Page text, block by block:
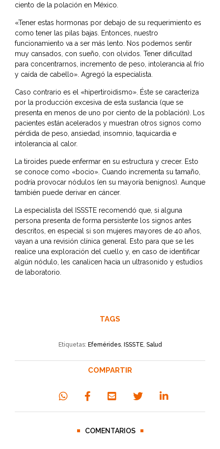
ciento de la polación en México.
«Tener estas hormonas por debajo de su requerimiento es
como tener las pilas bajas. Entonces, nuestro
funcionamiento va a ser más lento. Nos podemos sentir
muy cansados, con sueño, con olvidos. Tener dificultad
para concentrarnos, incremento de peso, intolerancia al frío
y caída de cabello». Agregó la especialista.
Caso contrario es el «hipertiroidismo». Éste se caracteriza
por la producción excesiva de esta sustancia (que se
presenta en menos de uno por ciento de la población). Los
pacientes están acelerados y muestran otros signos como
pérdida de peso, ansiedad, insomnio, taquicardia e
intolerancia al calor.
La tiroides puede enfermar en su estructura y crecer. Esto
se conoce como «bocio». Cuando incrementa su tamaño,
podría provocar nódulos (en su mayoría benignos). Aunque
también puede derivar en cáncer.
La especialista del ISSSTE recomendó que, si alguna
persona presenta de forma persistente los signos antes
descritos, en especial si son mujeres mayores de 40 años,
vayan a una revisión clínica general. Esto para que se les
realice una exploración del cuello y, en caso de identificar
algún nódulo, les canalicen hacia un ultrasonido y estudios
de laboratorio.
TAGS
Etiquetas: Efemérides, ISSSTE, Salud
COMPARTIR
COMENTARIOS